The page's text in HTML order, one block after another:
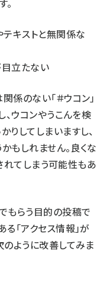
テキストと無関係な
目立たない
係のない「＃ウコン」
、ウコンやうこんを検
りしてしまいますし、
もしれません。良くな
てしまう可能性もあ
もらう目的の投稿で
「アクセス情報」が
のように改善してみま